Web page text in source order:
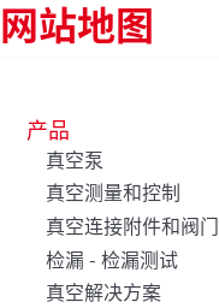
网站地图
产品
真空泵
真空测量和控制
真空连接附件和阀门
检漏 - 检漏测试
真空解决方案